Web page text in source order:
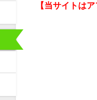
【当サイトは